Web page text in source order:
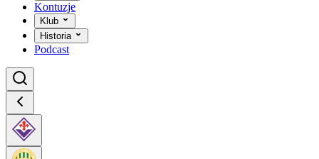
Kontuzje
Klub
Historia
Podcast